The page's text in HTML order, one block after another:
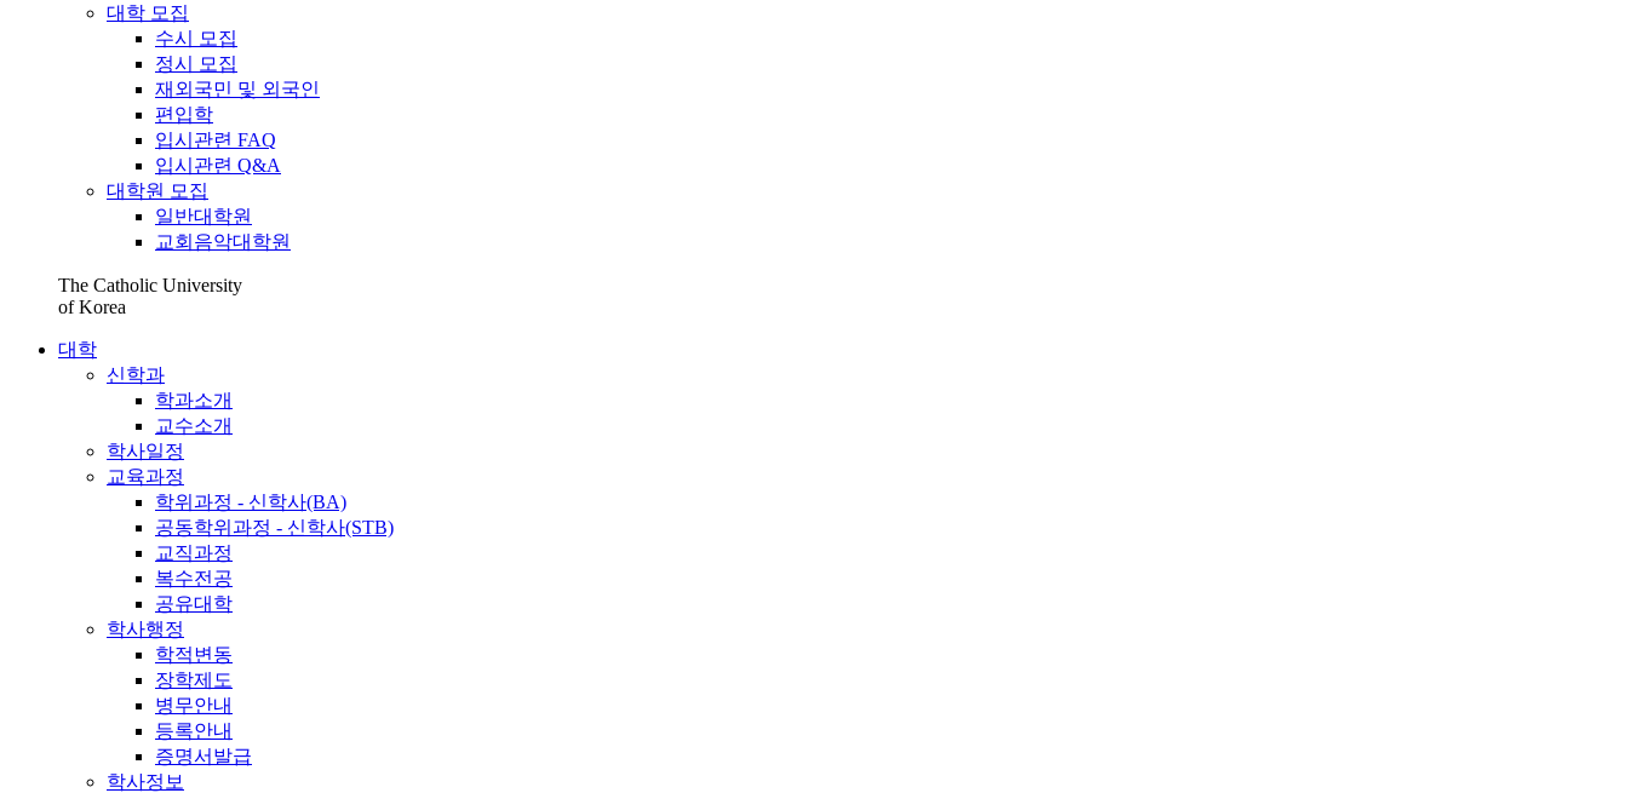
대학 모집
수시 모집
정시 모집
재외국민 및 외국인
편입학
입시관련 FAQ
입시관련 Q&A
대학원 모집
일반대학원
교회음악대학원
The Catholic University
of Korea
대학
신학과
학과소개
교수소개
학사일정
교육과정
학위과정 - 신학사(BA)
공동학위과정 - 신학사(STB)
교직과정
복수전공
공유대학
학사행정
학적변동
장학제도
병무안내
등록안내
증명서발급
학사정보